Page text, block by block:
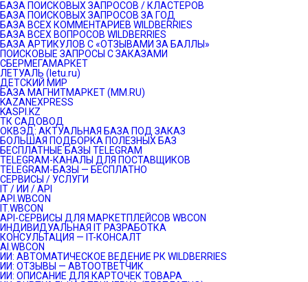
БАЗА ПОИСКОВЫХ ЗАПРОСОВ / КЛАСТЕРОВ
БАЗА ПОИСКОВЫХ ЗАПРОСОВ ЗА ГОД
БАЗА ВСЕХ КОММЕНТАРИЕВ WILDBERRIES
БАЗА ВСЕХ ВОПРОСОВ WILDBERRIES
БАЗА АРТИКУЛОВ С «ОТЗЫВАМИ ЗА БАЛЛЫ»
ПОИСКОВЫЕ ЗАПРОСЫ С ЗАКАЗАМИ
СБЕРМЕГАМАРКЕТ
ЛЕТУАЛЬ (letu.ru)
ДЕТСКИЙ МИР
БАЗА МАГНИТМАРКЕТ (MM.RU)
KAZANEXPRESS
KASPI.KZ
ТК САДОВОД
ОКВЭД: АКТУАЛЬНАЯ БАЗА ПОД ЗАКАЗ
БОЛЬШАЯ ПОДБОРКА ПОЛЕЗНЫХ БАЗ
БЕСПЛАТНЫЕ БАЗЫ TELEGRAM
TELEGRAM-КАНАЛЫ ДЛЯ ПОСТАВЩИКОВ
TELEGRAM-БАЗЫ — БЕСПЛАТНО
СЕРВИСЫ / УСЛУГИ
IT / ИИ / API
API.WBCON
IT.WBCON
API-СЕРВИСЫ ДЛЯ МАРКЕТПЛЕЙСОВ WBCON
ИНДИВИДУАЛЬНАЯ IT РАЗРАБОТКА
КОНСУЛЬТАЦИЯ — IT-КОНСАЛТ
AI.WBCON
ИИ: АВТОМАТИЧЕСКОЕ ВЕДЕНИЕ РК WILDBERRIES
ИИ: ОТЗЫВЫ — АВТООТВЕТЧИК
ИИ: ОПИСАНИЕ ДЛЯ КАРТОЧЕК ТОВАРА